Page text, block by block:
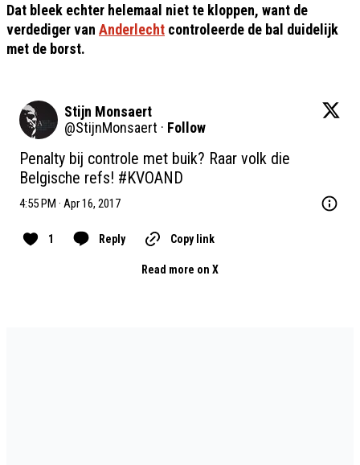
Dat bleek echter helemaal niet te kloppen, want de
verdediger van Anderlecht controleerde de bal duidelijk
met de borst.
Stijn Monsaert
@StijnMonsaert · Follow
Penalty bij controle met buik? Raar volk die
Belgische refs! #KVOAND
4:55 PM · Apr 16, 2017
1 Reply Copy link
Read more on X